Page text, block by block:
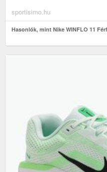
sportisimo.hu
Hasonlók, mint Nike WINFLO 11